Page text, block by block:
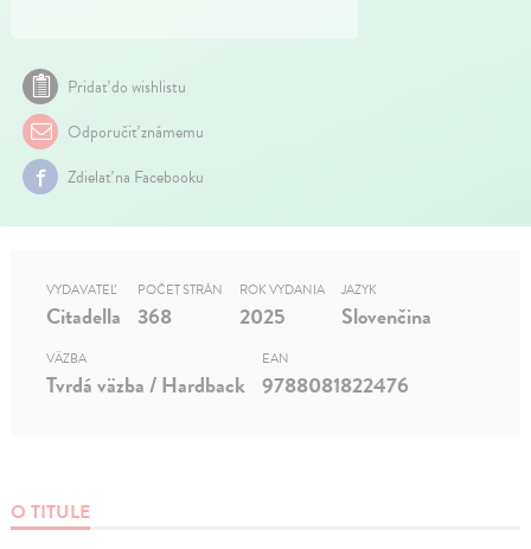
Pridať do wishlistu
Odporučiť známemu
Zdielať na Facebooku
O TITULE
VYDAVATEĽ
Citadella
POČET STRÁN
368
ROK VYDANIA
2025
JAZYK
Slovenčina
VÄZBA
Tvrdá väzba / Hardback
EAN
9788081822476